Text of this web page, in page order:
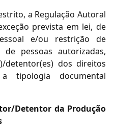
, a Regulação Autoral
prevista em lei, de
e/ou restrição de
pessoas autorizadas,
detentor(es) dos direitos
tipologia documental
Detentor da Produção